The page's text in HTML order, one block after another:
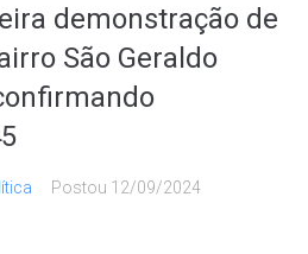
demonstração de
São Geraldo
Postou 12/09/2024